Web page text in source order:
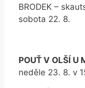
BRODEK –
sobota 22. 8.
POUŤ V OLŠÍ U
neděle 23. 8. v